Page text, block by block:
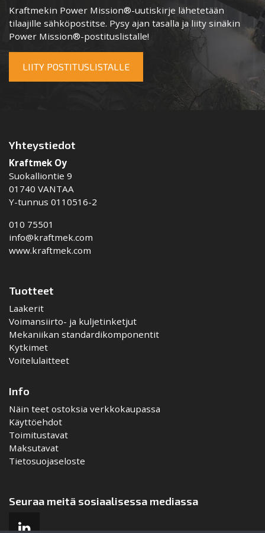
Kraftmekin Power Mission®-uutiskirje lähetetään
tilaajille sähköpostitse. Pysy ajan tasalla ja liity sinäkin
Power Mission®-postituslistalle!
LIITY POSTITUSLISTALLE
Yhteystiedot
Kraftmek Oy
Suokalliontie 9
01740 VANTAA
Y-tunnus 0110516-2
010 75501
info@kraftmek.com
www.kraftmek.com
Tuotteet
Laakerit
Voimansiirto- ja kuljetinketjut
Mekaniikan standardikomponentit
Kytkimet
Voitelulaitteet
Info
Näin teet ostoksia verkkokaupassa
Käyttöehdot
Toimitustavat
Maksutavat
Tietosuojaseloste
Seuraa meitä sosiaalisessa mediassa